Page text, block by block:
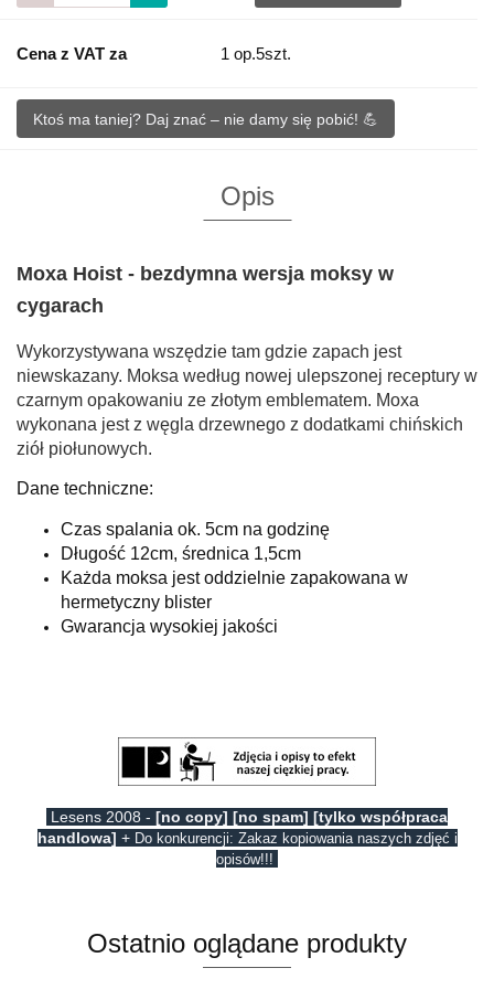
Cena z VAT za 1 op.5szt.
Ktoś ma taniej? Daj znać – nie damy się pobić! 💪
Opis
Moxa Hoist - bezdymna wersja moksy w
cygarach
Wykorzystywana wszędzie tam gdzie zapach jest
niewskazany. Moksa według nowej ulepszonej receptury w
czarnym opakowaniu ze złotym emblematem. Moxa
wykonana jest z węgla drzewnego z dodatkami chińskich
ziół piołunowych.
Dane techniczne:
Czas spalania ok. 5cm na godzinę
Długość 12cm, średnica 1,5cm
Każda moksa jest oddzielnie zapakowana w
hermetyczny blister
Gwarancja wysokiej jakości
Lesens 2008 - [no copy] [no spam] [tylko współpraca
handlowa] + Do konkurencji: Zakaz kopiowania naszych zdjęć i
opisów!!!
Ostatnio oglądane produkty